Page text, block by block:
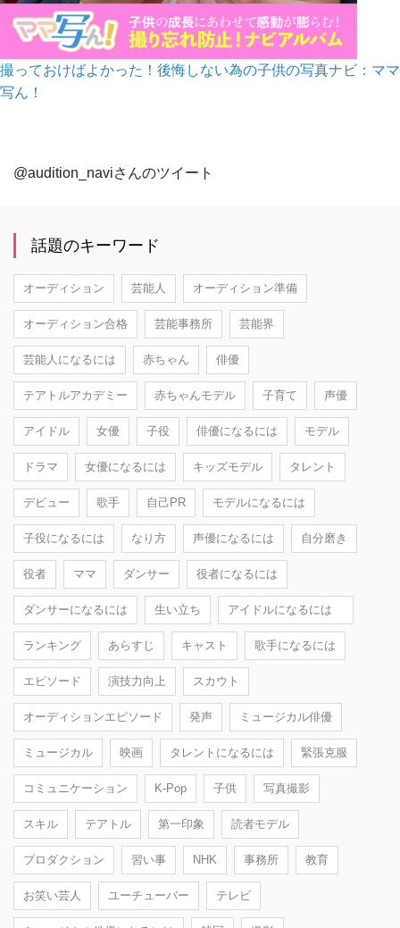
撮っておけばよかった！後悔しない為の子供の写真ナビ：ママ
写ん！
@audition_naviさんのツイート
話題のキーワード
オーディション 芸能人 オーディション準備
オーディション合格 芸能事務所 芸能界
芸能人になるには 赤ちゃん 俳優
テアトルアカデミー 赤ちゃんモデル 子育て 声優
アイドル 女優 子役 俳優になるには モデル
ドラマ 女優になるには キッズモデル タレント
デビュー 歌手 自己PR モデルになるには
子役になるには なり方 声優になるには 自分磨き
役者 ママ ダンサー 役者になるには
ダンサーになるには 生い立ち アイドルになるには
ランキング あらすじ キャスト 歌手になるには
エピソード 演技力向上 スカウト
オーディションエピソード 発声 ミュージカル俳優
ミュージカル 映画 タレントになるには 緊張克服
コミュニケーション K-Pop 子供 写真撮影
スキル テアトル 第一印象 読者モデル
プロダクション 習い事 NHK 事務所 教育
お笑い芸人 ユーチューバー テレビ